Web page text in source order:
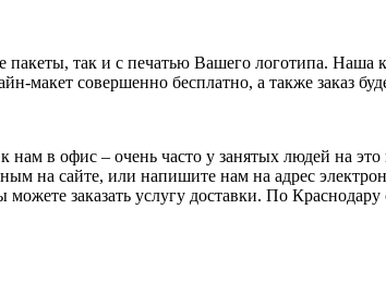
так и с печатью Вашего логотипа.
макет совершенно бесплатно, а также заказ
нам в офис – очень часто у занятых людей на это
на сайте, или напишите нам на адрес
заказать услугу доставки. По